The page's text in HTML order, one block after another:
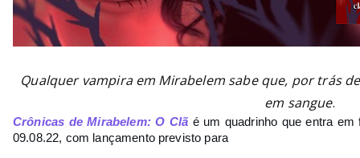
Qualquer vampira em Mirabelem sabe que, por trás
em sangue.
Crônicas de Mirabelem: O Clã é um quadrinho que entra
09.08.22, com lançamento previsto para